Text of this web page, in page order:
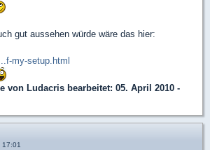
gut aussehen würde wäre das hier:
my-setup.html
von Ludacris bearbeitet: 05. April 2010 -
17:01